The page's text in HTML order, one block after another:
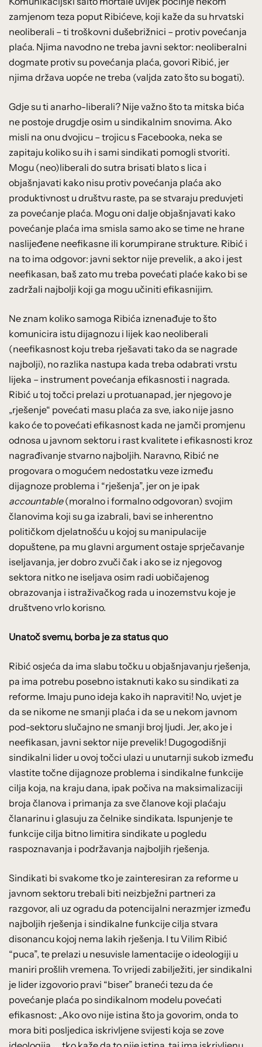
zamjenom teza poput Ribićeve, koji kaže da su hrvatski
neoliberali – ti troškovni dušebrižnici – protiv povećanja
plaća. Njima navodno ne treba javni sektor: neoliberalni
dogmate protiv su povećanja plaća, govori Ribić, jer
njima država uopće ne treba (valjda zato što su bogati).
Gdje su ti anarho-liberali? Nije važno što ta mitska bića
ne postoje drugdje osim u sindikalnim snovima. Ako
misli na onu dvojicu – trojicu s Facebooka, neka se
zapitaju koliko su ih i sami sindikati pomogli stvoriti.
Mogu (neo)liberali do sutra brisati blato s lica i
objašnjavati kako nisu protiv povećanja plaća ako
produktivnost u društvu raste, pa se stvaraju preduvjeti
za povećanje plaća. Mogu oni dalje objašnjavati kako
povećanje plaća ima smisla samo ako se time ne hrane
naslijeđene neefikasne ili korumpirane strukture. Ribić i
na to ima odgovor: javni sektor nije prevelik, a ako i jest
neefikasan, baš zato mu treba povećati plaće kako bi se
zadržali najbolji koji ga mogu učiniti efikasnijim.
Ne znam koliko samoga Ribića iznenađuje to što
komunicira istu dijagnozu i lijek kao neoliberali
(neefikasnost koju treba rješavati tako da se nagrade
najbolji), no razlika nastupa kada treba odabrati vrstu
lijeka – instrument povećanja efikasnosti i nagrada.
Ribić u toj točci prelazi u protuanapad, jer njegovo je
„rješenje“ povećati masu plaća za sve, iako nije jasno
kako će to povećati efikasnost kada ne jamči promjenu
odnosa u javnom sektoru i rast kvalitete i efikasnosti kroz
nagrađivanje stvarno najboljih. Naravno, Ribić ne
progovara o mogućem nedostatku veze između
dijagnoze problema i “rješenja”, jer on je ipak
accountable(moralno i formalno odgovoran) svojim
članovima koji su ga izabrali, bavi se inherentno
političkom djelatnošću u kojoj su manipulacije
dopuštene, pa mu glavni argument ostaje sprječavanje
iseljavanja, jer dobro zvuči čak i ako se iz njegovog
sektora nitko ne iseljava osim radi uobičajenog
obrazovanja i istraživačkog rada u inozemstvu koje je
društveno vrlo korisno.
Unatoč svemu, borba je za status quo
Ribić osjeća da ima slabu točku u objašnjavanju rješenja,
pa ima potrebu posebno istaknuti kako su sindikati za
reforme. Imaju puno ideja kako ih napraviti! No, uvjet je
da se nikome ne smanji plaća i da se u nekom javnom
pod-sektoru slučajno ne smanji broj ljudi. Jer, ako je i
neefikasan, javni sektor nije prevelik! Dugogodišnji
sindikalni lider u ovoj točci ulazi u unutarnji sukob između
vlastite točne dijagnoze problema i sindikalne funkcije
cilja koja, na kraju dana, ipak počiva na maksimalizaciji
broja članova i primanja za sve članove koji plaćaju
članarinu i glasuju za čelnike sindikata. Ispunjenje te
funkcije cilja bitno limitira sindikate u pogledu
raspoznavanja i podržavanja najboljih rješenja.
Sindikati bi svakome tko je zainteresiran za reforme u
javnom sektoru trebali biti neizbježni partneri za
razgovor, ali uz ogradu da potencijalni nerazmjer između
najboljih rješenja i sindikalne funkcije cilja stvara
disonancu kojoj nema lakih rješenja. I tu Vilim Ribić
“puca”, te prelazi u nesuvisle lamentacije o ideologiji u
maniri prošlih vremena. To vrijedi zabilježiti, jer sindikalni
je lider izgovorio pravi “biser” braneći tezu da će
povećanje plaća po sindikalnom modelu povećati
efikasnost: „Ako ovo nije istina što ja govorim, onda to
mora biti posljedica iskrivljene svijesti koja se zove